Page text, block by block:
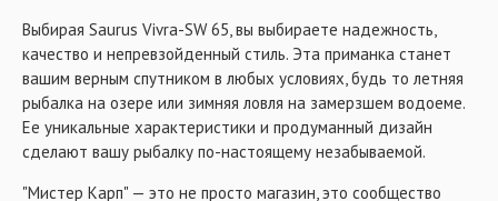
Выбирая Saurus Vivra-SW 65, вы выбираете надежность,
качество и непревзойденный стиль. Эта приманка станет
вашим верным спутником в любых условиях, будь то летняя
рыбалка на озере или зимняя ловля на замерзшем водоеме.
Ее уникальные характеристики и продуманный дизайн
сделают вашу рыбалку по-настоящему незабываемой.
"Мистер Карп" — это не просто магазин, это сообщество